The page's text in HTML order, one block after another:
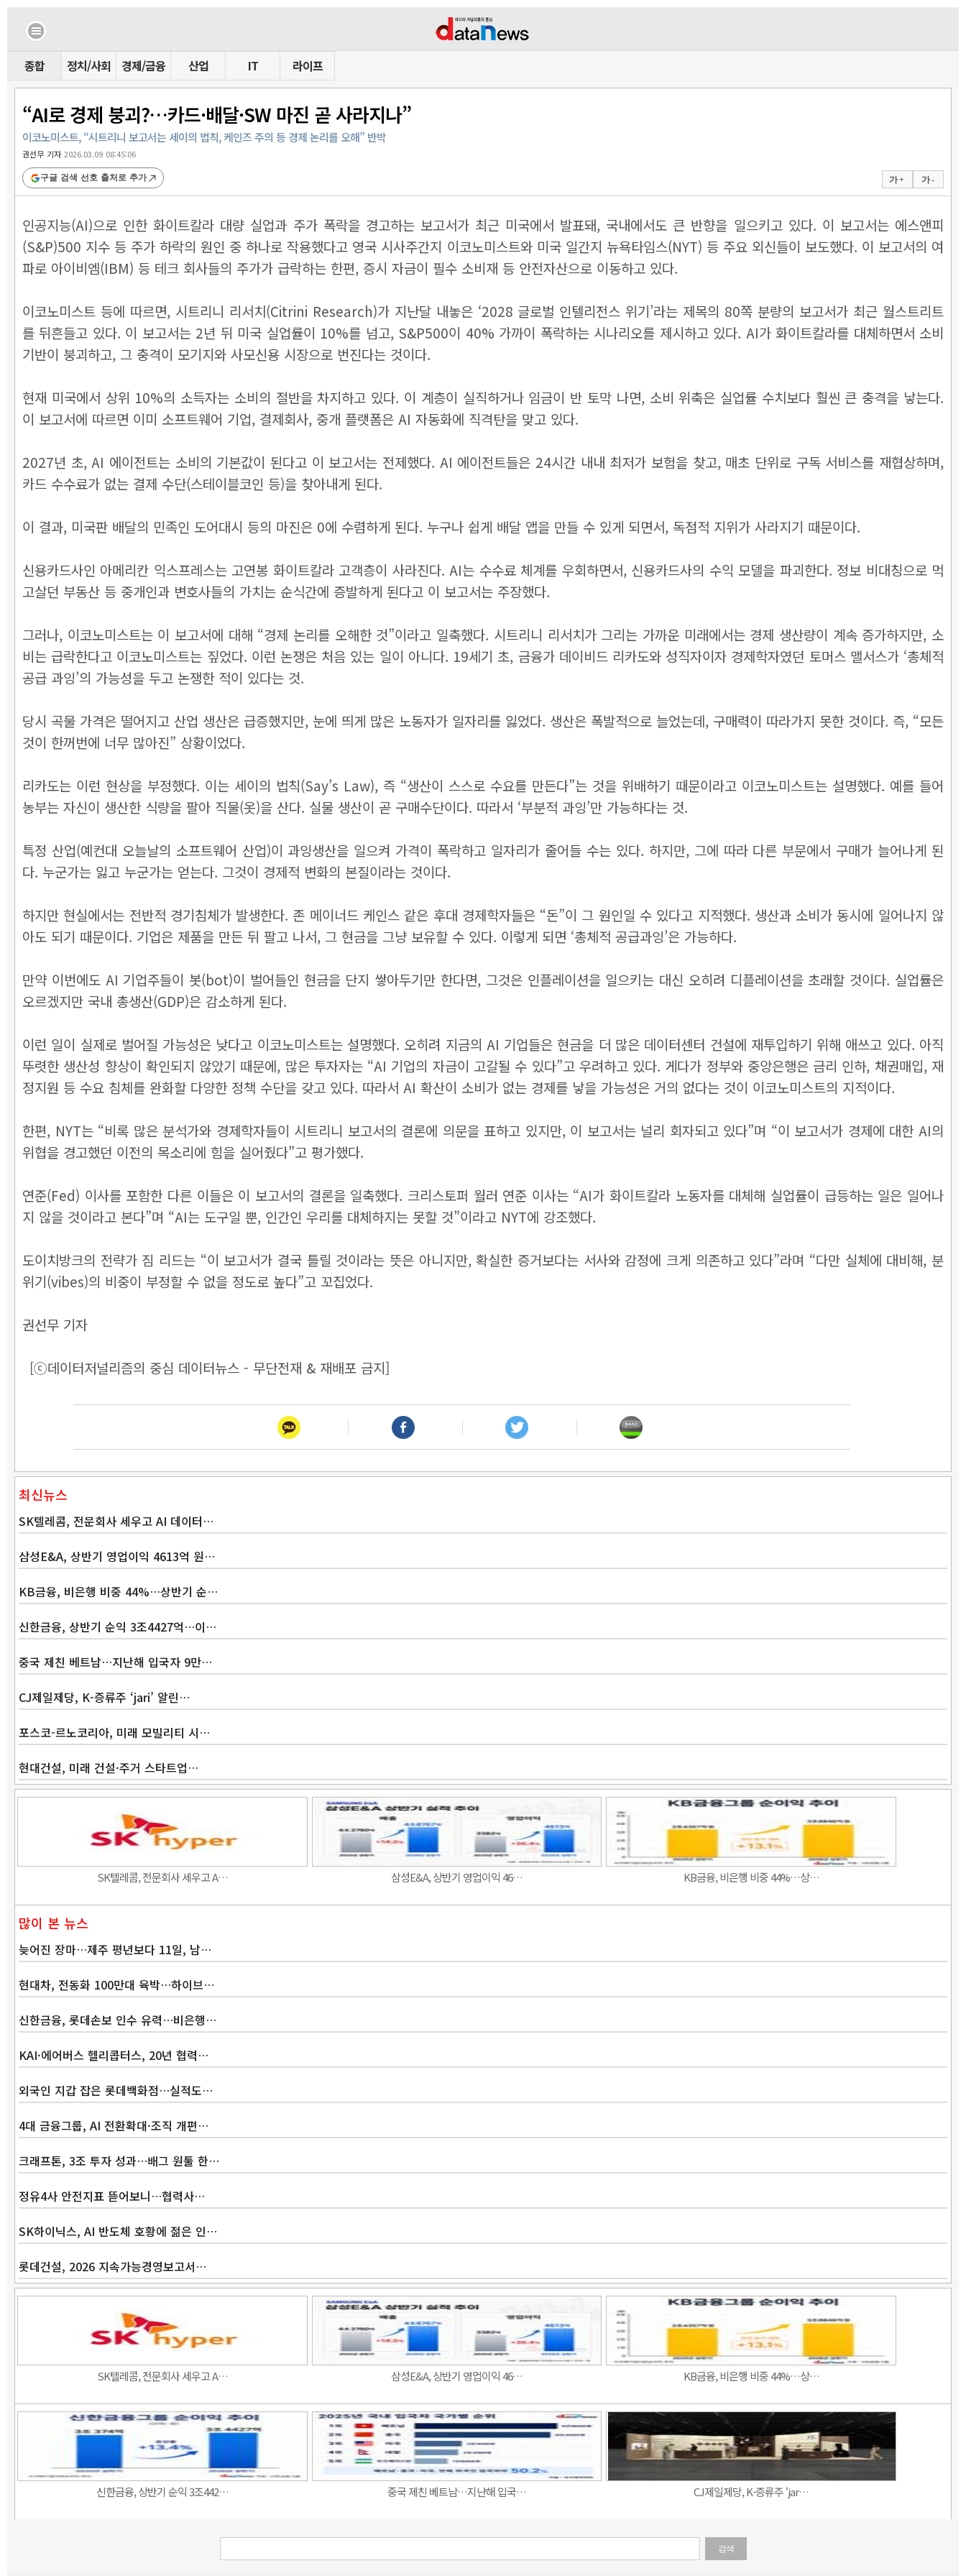
종합 정치/사회 경제/금융 산업 IT 라이프
“AI로 경제 붕괴?…카드·배달·SW 마진 곧 사라지나”
이코노미스트, “시트리니 보고서는 세이의 법칙, 케인즈 주의 등 경제 논리를 오해” 반박
권선무 기자2026.03.09 08:45:06
가 + 가 -
구글 검색 선호 출처로 추가
인공지능(AI)으로 인한 화이트칼라 대량 실업과 주가 폭락을 경고하는 보고서가 최근 미국에서 발표돼, 국내에서도 큰 반향을 일으키고 있다. 이 보고서는 에스앤피
(S&P)500 지수 등 주가 하락의 원인 중 하나로 작용했다고 영국 시사주간지 이코노미스트와 미국 일간지 뉴욕타임스(NYT) 등 주요 외신들이 보도했다. 이 보고서의 여
파로 아이비엠(IBM) 등 테크 회사들의 주가가 급락하는 한편, 증시 자금이 필수 소비재 등 안전자산으로 이동하고 있다.
이코노미스트 등에 따르면, 시트리니 리서치(Citrini Research)가 지난달 내놓은 ‘2028 글로벌 인텔리전스 위기’라는 제목의 80쪽 분량의 보고서가 최근 월스트리트
를 뒤흔들고 있다. 이 보고서는 2년 뒤 미국 실업률이 10%를 넘고, S&P500이 40% 가까이 폭락하는 시나리오를 제시하고 있다. AI가 화이트칼라를 대체하면서 소비
기반이 붕괴하고, 그 충격이 모기지와 사모신용 시장으로 번진다는 것이다.
현재 미국에서 상위 10%의 소득자는 소비의 절반을 차지하고 있다. 이 계층이 실직하거나 임금이 반 토막 나면, 소비 위축은 실업률 수치보다 훨씬 큰 충격을 낳는다.
이 보고서에 따르면 이미 소프트웨어 기업, 결제회사, 중개 플랫폼은 AI 자동화에 직격탄을 맞고 있다.
2027년 초, AI 에이전트는 소비의 기본값이 된다고 이 보고서는 전제했다. AI 에이전트들은 24시간 내내 최저가 보험을 찾고, 매초 단위로 구독 서비스를 재협상하며,
카드 수수료가 없는 결제 수단(스테이블코인 등)을 찾아내게 된다.
이 결과, 미국판 배달의 민족인 도어대시 등의 마진은 0에 수렴하게 된다. 누구나 쉽게 배달 앱을 만들 수 있게 되면서, 독점적 지위가 사라지기 때문이다.
신용카드사인 아메리칸 익스프레스는 고연봉 화이트칼라 고객층이 사라진다. AI는 수수료 체계를 우회하면서, 신용카드사의 수익 모델을 파괴한다. 정보 비대칭으로 먹
고살던 부동산 등 중개인과 변호사들의 가치는 순식간에 증발하게 된다고 이 보고서는 주장했다.
그러나, 이코노미스트는 이 보고서에 대해 “경제 논리를 오해한 것”이라고 일축했다. 시트리니 리서치가 그리는 가까운 미래에서는 경제 생산량이 계속 증가하지만, 소
비는 급락한다고 이코노미스트는 짚었다. 이런 논쟁은 처음 있는 일이 아니다. 19세기 초, 금융가 데이비드 리카도와 성직자이자 경제학자였던 토머스 맬서스가 ‘총체적
공급 과잉’의 가능성을 두고 논쟁한 적이 있다는 것.
당시 곡물 가격은 떨어지고 산업 생산은 급증했지만, 눈에 띄게 많은 노동자가 일자리를 잃었다. 생산은 폭발적으로 늘었는데, 구매력이 따라가지 못한 것이다. 즉, “모든
것이 한꺼번에 너무 많아진” 상황이었다.
리카도는 이런 현상을 부정했다. 이는 세이의 법칙(Say’s Law), 즉 “생산이 스스로 수요를 만든다”는 것을 위배하기 때문이라고 이코노미스트는 설명했다. 예를 들어
농부는 자신이 생산한 식량을 팔아 직물(옷)을 산다. 실물 생산이 곧 구매수단이다. 따라서 ‘부분적 과잉’만 가능하다는 것.
특정 산업(예컨대 오늘날의 소프트웨어 산업)이 과잉생산을 일으켜 가격이 폭락하고 일자리가 줄어들 수는 있다. 하지만, 그에 따라 다른 부문에서 구매가 늘어나게 된
다. 누군가는 잃고 누군가는 얻는다. 그것이 경제적 변화의 본질이라는 것이다.
하지만 현실에서는 전반적 경기침체가 발생한다. 존 메이너드 케인스 같은 후대 경제학자들은 “돈”이 그 원인일 수 있다고 지적했다. 생산과 소비가 동시에 일어나지 않
아도 되기 때문이다. 기업은 제품을 만든 뒤 팔고 나서, 그 현금을 그냥 보유할 수 있다. 이렇게 되면 ‘총체적 공급과잉’은 가능하다.
만약 이번에도 AI 기업주들이 봇(bot)이 벌어들인 현금을 단지 쌓아두기만 한다면, 그것은 인플레이션을 일으키는 대신 오히려 디플레이션을 초래할 것이다. 실업률은
오르겠지만 국내 총생산(GDP)은 감소하게 된다.
이런 일이 실제로 벌어질 가능성은 낮다고 이코노미스트는 설명했다. 오히려 지금의 AI 기업들은 현금을 더 많은 데이터센터 건설에 재투입하기 위해 애쓰고 있다. 아직
뚜렷한 생산성 향상이 확인되지 않았기 때문에, 많은 투자자는 “AI 기업의 자금이 고갈될 수 있다”고 우려하고 있다. 게다가 정부와 중앙은행은 금리 인하, 채권매입, 재
정지원 등 수요 침체를 완화할 다양한 정책 수단을 갖고 있다. 따라서 AI 확산이 소비가 없는 경제를 낳을 가능성은 거의 없다는 것이 이코노미스트의 지적이다.
한편, NYT는 “비록 많은 분석가와 경제학자들이 시트리니 보고서의 결론에 의문을 표하고 있지만, 이 보고서는 널리 회자되고 있다”며 “이 보고서가 경제에 대한 AI의
위협을 경고했던 이전의 목소리에 힘을 실어줬다”고 평가했다.
연준(Fed) 이사를 포함한 다른 이들은 이 보고서의 결론을 일축했다. 크리스토퍼 월러 연준 이사는 “AI가 화이트칼라 노동자를 대체해 실업률이 급등하는 일은 일어나
지 않을 것이라고 본다”며 “AI는 도구일 뿐, 인간인 우리를 대체하지는 못할 것”이라고 NYT에 강조했다.
도이치방크의 전략가 짐 리드는 “이 보고서가 결국 틀릴 것이라는 뜻은 아니지만, 확실한 증거보다는 서사와 감정에 크게 의존하고 있다”라며 “다만 실체에 대비해, 분
위기(vibes)의 비중이 부정할 수 없을 정도로 높다”고 꼬집었다.
권선무 기자
[ⓒ데이터저널리즘의 중심 데이터뉴스 - 무단전재 & 재배포 금지]
최신뉴스
SK텔레콤, 전문회사 세우고 AI 데이터…
삼성E&A, 상반기 영업이익 4613억 원…
KB금융, 비은행 비중 44%…상반기 순…
신한금융, 상반기 순익 3조4427억…이…
중국 제친 베트남…지난해 입국자 9만…
CJ제일제당, K-증류주 ‘jari’ 알린…
포스코-르노코리아, 미래 모빌리티 시…
현대건설, 미래 건설·주거 스타트업…
SK텔레콤, 전문회사 세우고 A… 삼성E&A, 상반기 영업이익 46… KB금융, 비은행 비중 44%…상…
많이 본 뉴스
늦어진 장마…제주 평년보다 11일, 남…
현대차, 전동화 100만대 육박…하이브…
신한금융, 롯데손보 인수 유력…비은행…
KAI·에어버스 헬리콥터스, 20년 협력…
외국인 지갑 잡은 롯데백화점…실적도…
4대 금융그룹, AI 전환확대·조직 개편…
크래프톤, 3조 투자 성과…배그 원툴 한…
정유4사 안전지표 뜯어보니…협력사…
SK하이닉스, AI 반도체 호황에 젊은 인…
롯데건설, 2026 지속가능경영보고서…
SK텔레콤, 전문회사 세우고 A… 삼성E&A, 상반기 영업이익 46… KB금융, 비은행 비중 44%…상…
신한금융, 상반기 순익 3조442… 중국 제친 베트남…지난해 입국… CJ제일제당, K-증류주 ‘jar…
검색